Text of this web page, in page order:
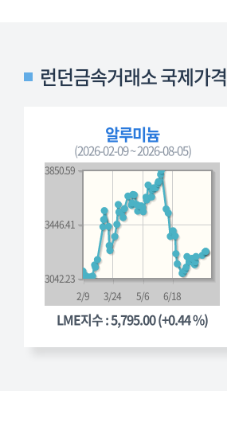
세
포 런던금속거래소 국제가격
알루미늄
(2026-02-09 ~ 2026-08-05)
2/9 3/24 5/6 6/18
3042.23
3446.41
3850.59
LME지수 : 5,795.00 (+0.44 %)